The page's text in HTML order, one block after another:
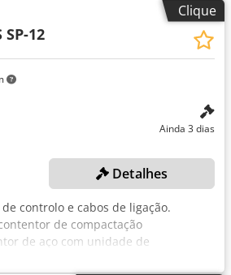
Clique
SP-12
Ainda 3 dias
Detalhes
controlo e cabos de ligação.
de compactação
de aço com unidade de
cm Estado: usado